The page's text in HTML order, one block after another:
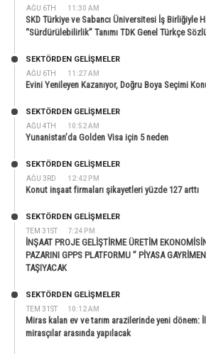
AĞU 6TH 11:30 AM
SKD Türkiye ve Sabancı Üniversitesi İş Birliğiyle
“Sürdürülebilirlik” Tanımı TDK Genel Türkçe
AĞU 6TH 11:27 AM
SEKTÖRDEN GELIŞMELER
Evini Yenileyen Kazanıyor, Doğru Boya Seçimi
AĞU 4TH 10:52 AM
SEKTÖRDEN GELIŞMELER
Yunanistan’da Golden Visa için 5 neden
AĞU 3RD 12:42 PM
SEKTÖRDEN GELIŞMELER
Konut inşaat firmaları şikayetleri yüzde 127 arttı
TEM 31ST 7:24 PM
SEKTÖRDEN GELIŞMELER
İNŞAAT PROJE GELİŞTİRME ÜRETİM
PAZARINI GPPS PLATFORMU ” PİYASA
TAŞIYACAK
TEM 31ST 10:12 AM
SEKTÖRDEN GELIŞMELER
Miras kalan ev ve tarım arazilerinde yeni dönem:
mirasçılar arasında yapılacak